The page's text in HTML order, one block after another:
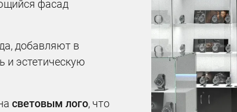
фасад
добавляют в
и эстетическую
световым лого, что